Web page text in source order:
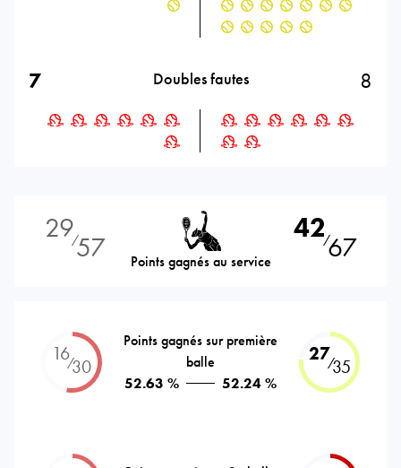
7 Doubles fautes 8
29⁄57 Points gagnés au service
42⁄67
16⁄30
Points gagnés sur première
balle
52.63 %
52.24 %
27⁄35